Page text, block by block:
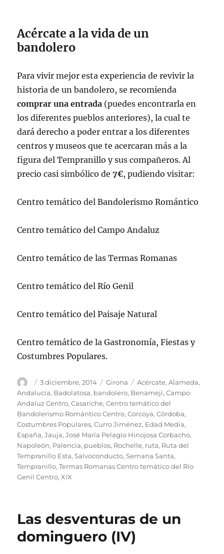
Acércate a la vida de un
bandolero
Para vivir mejor esta experiencia de revivir la
historia de un bandolero, se recomienda
comprar una entrada (puedes encontrarla en
los diferentes pueblos anteriores), la cual te
dará derecho a poder entrar a los diferentes
centros y museos que te acercaran más a la
figura del Tempranillo y sus compañeros. Al
precio casi simbólico de7€, pudiendo visitar:
Centro temático del Bandolerismo Romántico
Centro temático del Campo Andaluz
Centro temático de las Termas Romanas
Centro temático del Río Genil
Centro temático del Paisaje Natural
Centro temático de la Gastronomía, Fiestas y
Costumbres Populares.
Autor
Publicado
el
3 diciembre, 2014 Categorías
Girona Etiquetas
Acércate,Alameda,
Andalucía, Badolatosa, bandolero, Benamejí,Campo
Andaluz Centro,Casariche,Centro temático del
Bandolerismo Romántico Centro,Corcoya,Córdoba,
Costumbres Populares,Curro Jiménez, Edad Media,
España,Jauja,José María Pelagio Hinojosa Corbacho,
Napoleón, Palencia, pueblos, Rochelle, ruta, Ruta del
Tempranillo Esta,Salvoconducto,Semana Santa,
Tempranillo,Termas Romanas Centro temático del Río
Genil Centro,XIX
Las desventuras de un
dominguero (IV)